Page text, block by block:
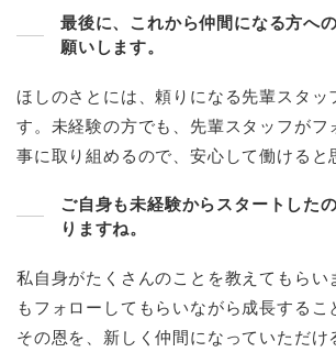
最後に、これから仲間になる方へ
願いします。
ほしのさとには、頼りになる先輩スタッ
す。未経験の方でも、先輩スタッフがフ
事に取り組めるので、安心して働けると
ご自身も未経験からスタートした
りますね。
私自身がたくさんのことを教えてもらい
もフォローしてもらいながら成長するこ
その恩を、新しく仲間になっていただけ